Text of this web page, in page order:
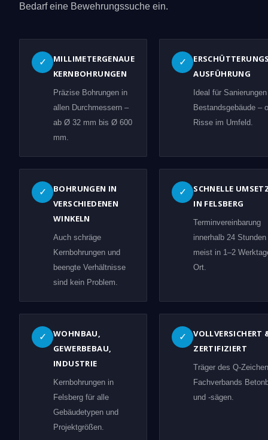
Bedarf eine Bewehrungssuche ein.
✓
MILLIMETERGENAUE
KERNBOHRUNGEN
Präzise Bohrungen in
allen Durchmessern –
ab Ø 32 mm bis Ø 600
mm.
✓
AUSFÜHRUNG
Ideal für
Bestandsgebäude –
Risse im Umfeld.
✓
BOHRUNGEN IN
VERSCHIEDENEN
WINKELN
Auch schräge
Kernbohrungen und
beengte Verhältnisse
sind kein Problem.
✓
SCHNELLE
IN FELSBERG
Terminvereinbarung
innerhalb 24 Stunden
meist in 1–2
Ort.
✓
WOHNBAU,
GEWERBEBAU,
INDUSTRIE
Kernbohrungen in
Felsberg für alle
Gebäudetypen und
Projektgrößen.
✓
VOLLVERSICHERT
ZERTIFIZIERT
Träger des Q-
Fachverbands
und -sägen.